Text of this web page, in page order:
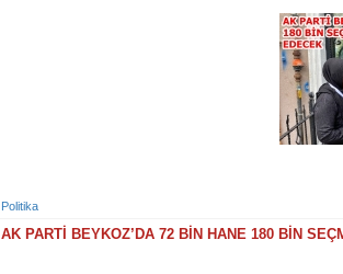
Politika
AK PARTİ BEYKOZ’DA 72 BİN HANE 180 BİN